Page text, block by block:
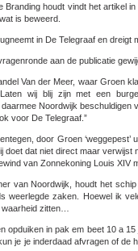
houdt vindt het artikel in
is beweerd.
in De Telegraaf en dreigt
aan de publicatie
Van der Meer, waar Groen
wij blij zijn met een
Noordwijk beschuldigen
voor De Telegraaf.”
door Groen ‘weggepest’
doet dat niet direct maar verwijst
van Zonnekoning Louis XIV
van Noordwijk, houdt het
weerlegde zaken. Hoewel ik
zitten…
opduiken in pak em beet 10 a 15
je je inderdaad afvragen of de